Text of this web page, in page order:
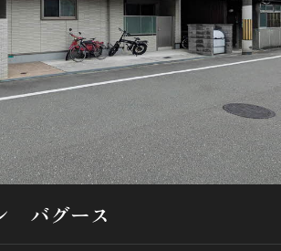
シャーメゾンセレクショ
ン
バグース